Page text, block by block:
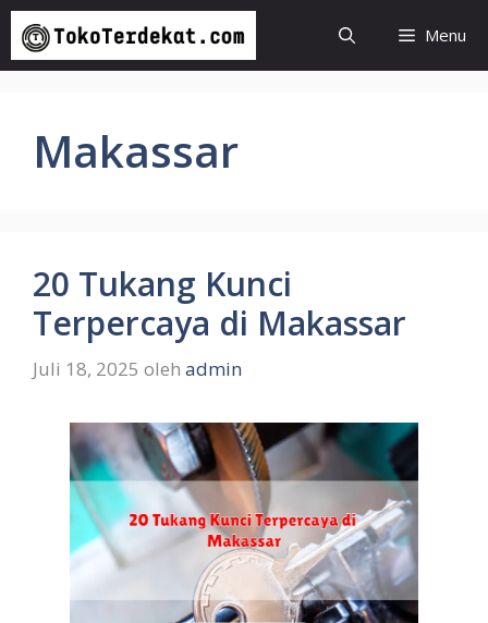
Langsung
isi
Menu
Makassar
20 Tukang Kunci
Terpercaya di Makassar
Juli 18, 2025 oleh admin